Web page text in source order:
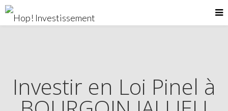
Investir en Loi Pinel à